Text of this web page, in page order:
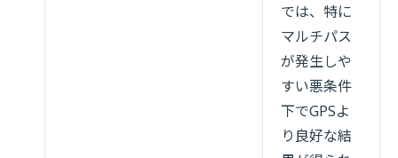
では、特に
マルチパス
が発生しや
すい悪条件
下でGPSよ
り良好な結